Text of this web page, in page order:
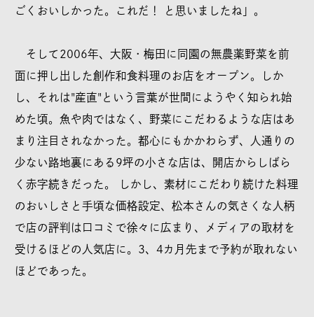
ごくおいしかった。これだ！ と思いましたね」。
そして2006年、大阪・梅田に同園の無農薬野菜を前
面に押し出した創作和食料理のお店をオープン。しか
し、それは"産直"という言葉が世間にようやく知られ始
めた頃。魚や肉ではなく、野菜にこだわるような店はあ
まり注目されなかった。都心にもかかわらず、人通りの
少ない路地裏にある9坪の小さな店は、開店からしばら
く赤字続きだった。 しかし、素材にこだわり続けた料理
のおいしさと手頃な価格設定、松本さんの気さくな人柄
で店の評判は口コミで徐々に広まり、メディアの取材を
受けるほどの人気店に。3、4カ月先まで予約が取れない
ほどであった。